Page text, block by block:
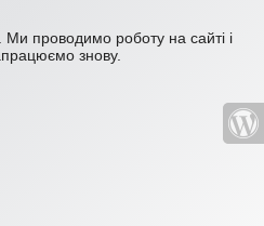
проводимо роботу на сайті і
знову.